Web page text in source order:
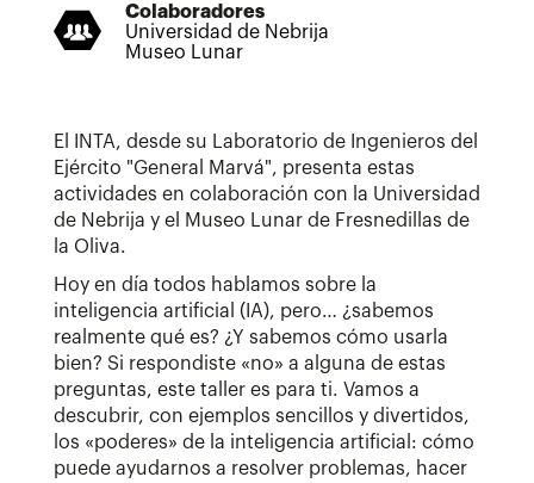
Colaboradores
Universidad de Nebrija
Museo Lunar
El INTA, desde su Laboratorio de Ingenieros del
Ejército "General Marvá", presenta estas
actividades en colaboración con la Universidad
de Nebrija y el Museo Lunar de Fresnedillas de
la Oliva.
Hoy en día todos hablamos sobre la
inteligencia artificial (IA), pero… ¿sabemos
realmente qué es? ¿Y sabemos cómo usarla
bien? Si respondiste «no» a alguna de estas
preguntas, este taller es para ti. Vamos a
descubrir, con ejemplos sencillos y divertidos,
los «poderes» de la inteligencia artificial: cómo
puede ayudarnos a resolver problemas, hacer